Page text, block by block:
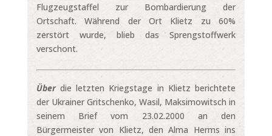
Flugzeugstaffel zur Bombardierung der
Ortschaft. Während der Ort Klietz zu 60%
zerstört wurde, blieb das Sprengstoffwerk
verschont.
Überdie letzten Kriegstage in Klietz berichtete
der Ukrainer Gritschenko, Wasil, Maksimowitsch in
seinem Brief vom 23.02.2000 an den
Bürgermeister von Klietz, den Alma Herms ins